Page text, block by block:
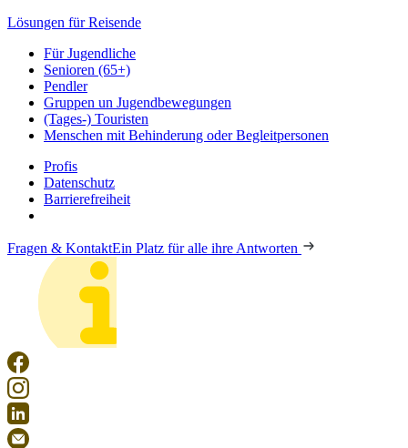
Lösungen für Reisende
Für Jugendliche
Senioren (65+)
Pendler
Gruppen un Jugendbewegungen
(Tages-) Touristen
Menschen mit Behinderung oder Begleitpersonen
Profis
Datenschutz
Barrierefreiheit
Fragen & KontaktEin Platz für alle ihre Antworten